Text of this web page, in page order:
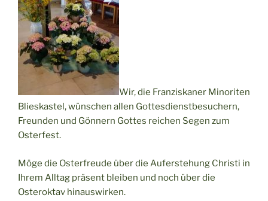
Wir, die Franziskaner Minoriten
Blieskastel, wünschen allen Gottesdienstbesuchern,
Freunden und Gönnern Gottes reichen Segen zum
Osterfest.
Möge die Osterfreude über die Auferstehung Christi in
Ihrem Alltag präsent bleiben und noch über die
Osteroktav hinauswirken.